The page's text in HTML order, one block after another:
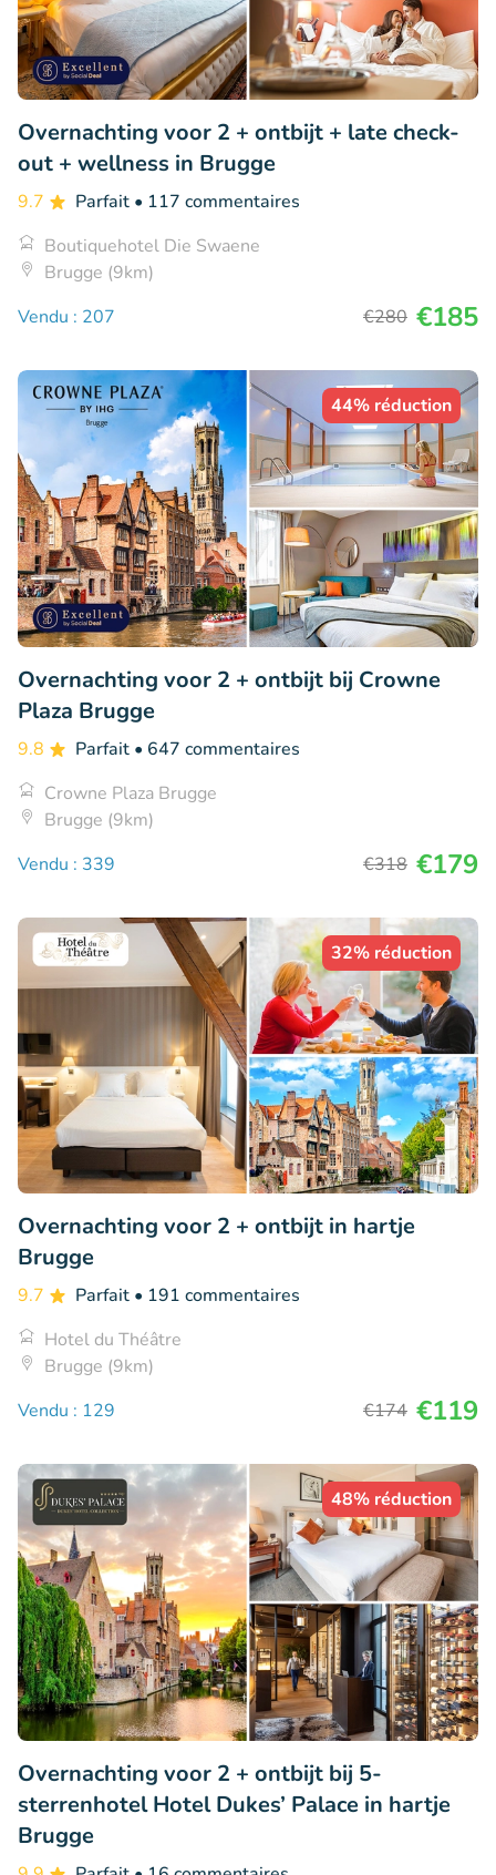
Overnachting voor 2 + ontbijt + late check-
out + wellness in Brugge
9.7 Parfait • 117 commentaires
Boutiquehotel Die Swaene
Brugge (9km)
Vendu : 207
€280 €185
44% réduction
Overnachting voor 2 + ontbijt bij Crowne
Plaza Brugge
9.8 Parfait • 647 commentaires
Crowne Plaza Brugge
Brugge (9km)
Vendu : 339
€318 €179
32% réduction
Overnachting voor 2 + ontbijt in hartje
Brugge
9.7 Parfait • 191 commentaires
Hotel du Théâtre
Brugge (9km)
Vendu : 129
€174 €119
48% réduction
Overnachting voor 2 + ontbijt bij 5-
sterrenhotel Hotel Dukes’ Palace in hartje
Brugge